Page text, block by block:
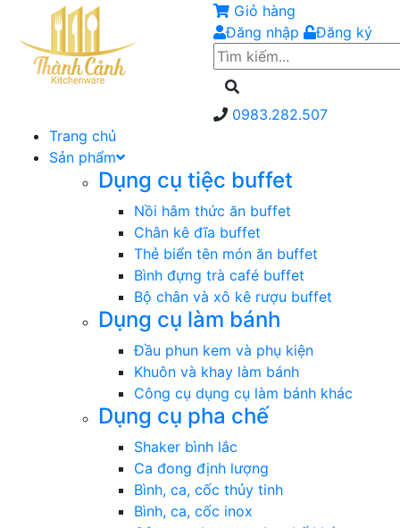
Giỏ hàng
Đăng nhập
Đăng ký
0983.282.507
Trang chủ
Sản phẩm
Dụng cụ tiệc buffet
Nồi hâm thức ăn buffet
Chân kê đĩa buffet
Thẻ biển tên món ăn buffet
Bình đựng trà café buffet
Bộ chân và xô kê rượu buffet
Dụng cụ làm bánh
Đầu phun kem và phụ kiện
Khuôn và khay làm bánh
Công cụ dụng cụ làm bánh khác
Dụng cụ pha chế
Shaker bình lắc
Ca đong định lượng
Bình, ca, cốc thủy tinh
Bình, ca, cốc inox